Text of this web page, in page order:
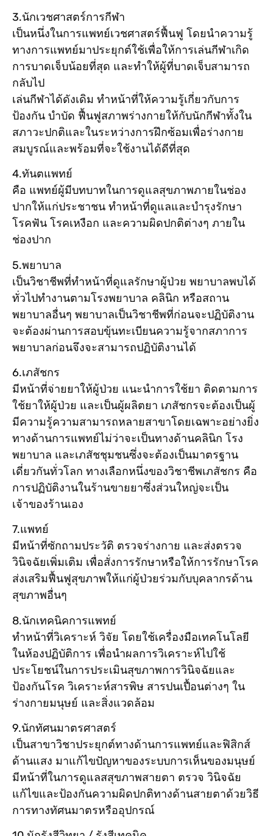
3.นักเวชศาสตร์การกีฬา
เป็นหนึ่งในการแพทย์เวชศาสตร์ฟื้นฟู โดยนำความรู้
ทางการแพทย์มาประยุกต์ใช้เพื่อให้การเล่นกีฬาเกิด
การบาดเจ็บน้อยที่สุด และทำให้ผู้ที่บาดเจ็บสามารถ
กลับไป
เล่นกีฬาได้ดังเดิม ทำหน้าที่ให้ความรู้เกี่ยวกับการ
ป้องกัน บำบัด ฟื้นฟูสภาพร่างกายให้กับนักกีฬาทั้งใน
สภาวะปกติและในระหว่างการฝึกซ้อมเพื่อร่างกาย
สมบูรณ์และพร้อมที่จะใช้งานได้ดีที่สุด
4.ทันตแพทย์
คือ แพทย์ผู้มีบทบาทในการดูแลสุขภาพภายในช่อง
ปากให้แก่ประชาชน ทำหน้าที่ดูแลและบำรุงรักษา
โรคฟัน โรคเหงือก และความผิดปกติต่างๆ ภายใน
ช่องปาก
5.พยาบาล
เป็นวิชาชีพที่ทำหน้าที่ดูแลรักษาผู้ป่วย พยาบาลพบได้
ทั่วไปทำงานตามโรงพยาบาล คลินิก หรือสถาน
พยาบาลอื่นๆ พยาบาลเป็นวิชาชีพที่ก่อนจะปฏิบัติงาน
จะต้องผ่านการสอบขุ้นทะเบียนความรู้จากสภาการ
พยาบาลก่อนจึงจะสามารถปฏิบัติงานได้
6.เภสัชกร
มีหน้าที่จ่ายยาให้ผู้ป่วย แนะนำการใช้ยา ติดตามการ
ใช้ยาให้ผู้ป่วย และเป็นผู้ผลิตยา เภสัชกรจะต้องเป็นผู้
มีความรู้ความสามารถหลายสาขาโดยเฉพาะอย่างยิ่ง
ทางด้านการแพทย์ไม่ว่าจะเป็นทางด้านคลินิก โรง
พยาบาล และเภสัชชุมชนซึ่งจะต้องเป็นมาตรฐาน
เดี่ยวกันทั่วโลก ทางเลือกหนึ่งของวิชาชีพเภสัชกร คือ
การปฏิบัติงานในร้านขายยาซึ่งส่วนใหญ่จะเป็น
เจ้าของร้านเอง
7.แพทย์
มีหน้าที่ซักถามประวัติ ตรวจร่างกาย และส่งตรวจ
วินิจฉัยเพิ่มเติม เพื่อสั่งการรักษาหรือให้การรักษาโรค
ส่งเสริมฟื้นฟูสุขภาพให้แก่ผู้ป่วยร่วมกับบุคลากรด้าน
สุขภาพอื่นๆ
8.นักเทคนิคการแพทย์
ทำหน้าที่วิเคราะห์ วิจัย โดยใช้เครื่องมือเทคโนโลยี
ในห้องปฏิบัติการ เพื่อนำผลการวิเคราะห์ไปใช้
ประโยชน์ในการประเมินสุขภาพการวินิจฉัยและ
ป้องกันโรค วิเคราะห์สารพิษ สารปนเปื้อนต่างๆ ใน
ร่างกายมนุษย์ และสิ่งแวดล้อม
9.นักทัศนมาตรศาสตร์
เป็นสาขาวิชาประยุกต์ทางด้านการแพทย์และฟิสิกส์
ด้านแสง มาแก้ไขปัญหาของระบบการเห็นของมนุษย์
มีหน้าที่ในการดูแลสสุขภาพสายตา ตรวจ วินิจฉัย
แก้ไขและป้องกันความผิดปกติทางด้านสายตาด้วยวิธี
การทางทัศนมาตรหรืออุปกรณ์